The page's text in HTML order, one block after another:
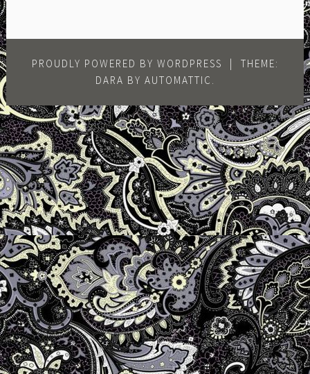
PROUDLY POWERED BY WORDPRESS |
THEME:
DARA BY AUTOMATTIC